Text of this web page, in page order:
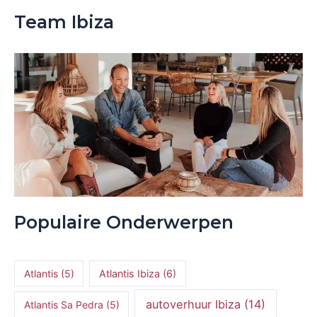
Team Ibiza
Populaire Onderwerpen
Atlantis(5) Atlantis Ibiza (6)
Atlantis Sa Pedra (5) autoverhuur Ibiza (14)